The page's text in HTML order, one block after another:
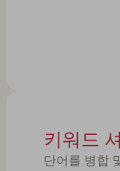
키워드
단어를 병합